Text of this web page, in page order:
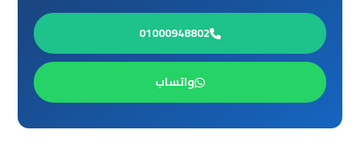
01000948802
واتساب
الغردقة
ليموزين
مرسي
مطروح